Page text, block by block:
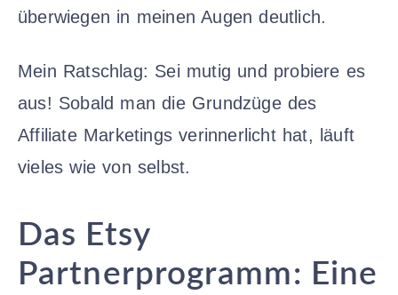
überwiegen in meinen Augen deutlich.
Mein Ratschlag: Sei mutig und probiere es
aus! Sobald man die Grundzüge des
Affiliate Marketings verinnerlicht hat, läuft
vieles wie von selbst.
Das Etsy
Partnerprogramm: Eine